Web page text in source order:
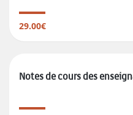
29.00€
Notes de cours des